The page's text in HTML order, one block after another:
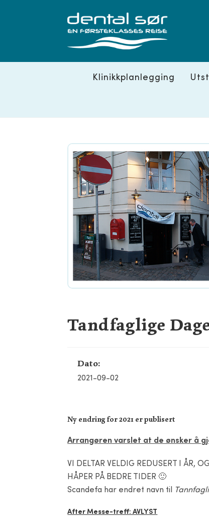
Klinikkplanlegging
Tandfaglige
Dato:
2021-09-02
Ny endring for 2021 er publisert
Arrangøren varslet at de ønsker å
VI DELTAR VELDIG REDUSERT I ÅR,
HÅPER PÅ BEDRE TIDER 🙂
Scandefa har endret navn til
After Messe-treff: AVLYST